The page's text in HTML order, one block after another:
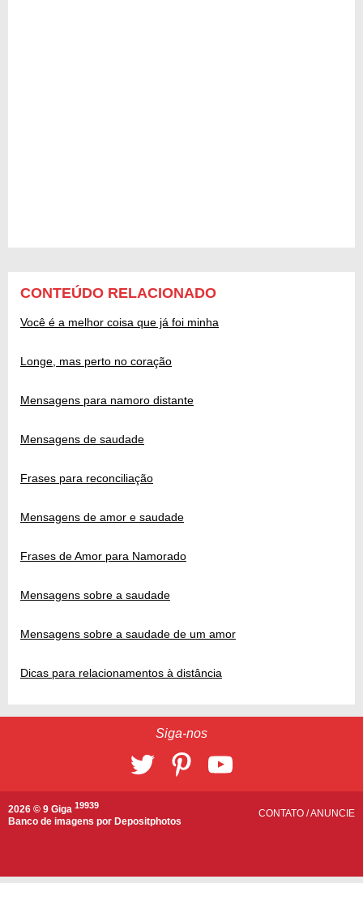
CONTEÚDO RELACIONADO
Você é a melhor coisa que já foi minha
Longe, mas perto no coração
Mensagens para namoro distante
Mensagens de saudade
Frases para reconciliação
Mensagens de amor e saudade
Frases de Amor para Namorado
Mensagens sobre a saudade
Mensagens sobre a saudade de um amor
Dicas para relacionamentos à distância
Siga-nos
2026 © 9 Giga 19939
Banco de imagens por Depositphotos
CONTATO /ANUNCIE